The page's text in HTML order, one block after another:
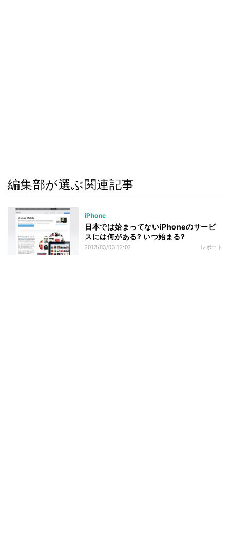
編集部が選ぶ関連記事
iPhone
日本では始まってないiPhoneのサービ
スには何がある? いつ始まる?
2013/03/03 12:02 レポート